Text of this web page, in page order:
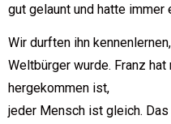
gut gelaunt und hatte immer
Wir durften ihn
Weltbürger wurde. Franz
hergekommen ist,
jeder Mensch ist gleich.